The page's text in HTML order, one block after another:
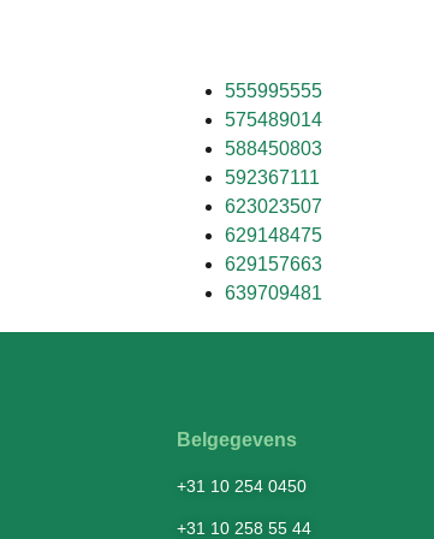
555995555
575489014
588450803
592367111
623023507
629148475
629157663
639709481
Belgegevens
+31 10 254 0450
+31 10 258 55 44